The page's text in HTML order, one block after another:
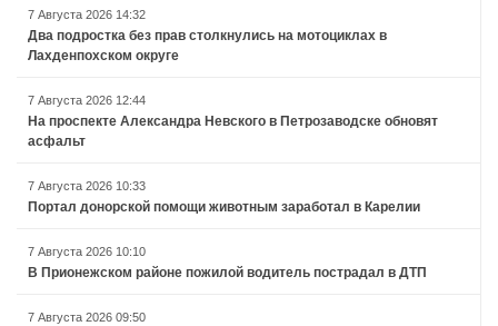
7 Августа 2026 14:32
Два подростка без прав столкнулись на мотоциклах в
Лахденпохском округе
7 Августа 2026 12:44
На проспекте Александра Невского в Петрозаводске обновят
асфальт
7 Августа 2026 10:33
Портал донорской помощи животным заработал в Карелии
7 Августа 2026 10:10
В Прионежском районе пожилой водитель пострадал в ДТП
7 Августа 2026 09:50